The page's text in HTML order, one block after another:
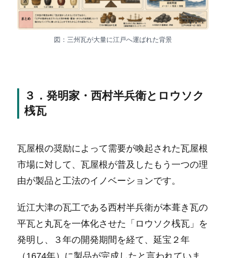
図：三州瓦が大量に江戸へ運ばれた背景
３．発明家・西村半兵衛とロウソク
桟瓦
瓦屋根の奨励によって需要が喚起された瓦屋根
市場に対して、瓦屋根が普及したもう一つの理
由が製品と工法のイノベーションです。
近江大津の瓦工である西村半兵衛が本葺き瓦の
平瓦と丸瓦を一体化させた「ロウソク桟瓦」を
発明し、３年の開発期間を経て、延宝２年